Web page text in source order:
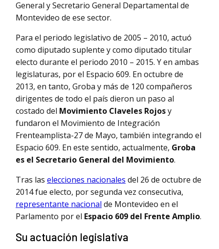
General y Secretario General Departamental de
Montevideo de ese sector.
Para el periodo legislativo de 2005 – 2010, actuó
como diputado suplente y como diputado titular
electo durante el periodo 2010 – 2015. Y en ambas
legislaturas, por el Espacio 609. En octubre de
2013, en tanto, Groba y más de 120 compañeros
dirigentes de todo el país dieron un paso al
costado del Movimiento Claveles Rojosy
fundaron el Movimiento de Integración
Frenteamplista-27 de Mayo, también integrando el
Espacio 609. En este sentido, actualmente, Groba
es el Secretario General del Movimiento.
Tras las elecciones nacionales del 26 de octubre de
2014 fue electo, por segunda vez consecutiva,
representante nacional de Montevideo en el
Parlamento por el Espacio 609 del Frente Amplio.
Su actuación legislativa